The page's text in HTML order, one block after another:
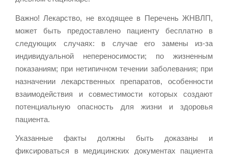
Важно! Лекарство, не входящее в Перечень ЖНВЛП,
может быть предоставлено пациенту бесплатно в
следующих случаях: в случае его замены из-за
индивидуальной непереносимости; по жизненным
показаниям; при нетипичном течении заболевания; при
назначении лекарственных препаратов, особенности
взаимодействия и совместимости которых создают
потенциальную опасность для жизни и здоровья
пациента.
Указанные факты должны быть доказаны и
фиксироваться в медицинских документах пациента